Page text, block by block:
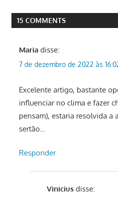
15 COMMENTS
Maria disse:
7 de dezembro de 2022 às
Excelente artigo, bastante
influenciar no clima e fazer
pensam), estaria resolvida a
sertão…
Responder
Vinicius disse: